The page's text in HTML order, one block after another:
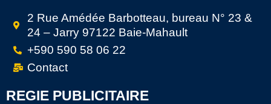
2 Rue Amédée Barbotteau, bureau N° 23 &
24 – Jarry 97122 Baie-Mahault
+590 590 58 06 22
Contact
REGIE PUBLICITAIRE